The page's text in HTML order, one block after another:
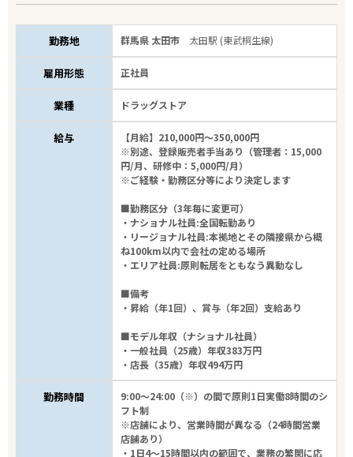
勤務地 群馬県 太田市 太田駅 (東武桐生線)
雇用形態 正社員
業種 ドラッグストア
給与
【月給】210,000円～350,000円
※別途、登録販売者手当あり（管理者：15,000
円/月、研修中：5,000円/月）
※ご経験・勤務区分等により決定します
■勤務区分（3年毎に変更可）
・ナショナル社員:全国転勤あり
・リージョナル社員:本拠地とその隣接県から概
ね100km以内で会社の定める場所
・エリア社員:原則転居をともなう異動なし
■備考
・昇給（年1回）、賞与（年2回）支給あり
■モデル年収（ナショナル社員）
・一般社員（25歳）年収383万円
・店長（35歳）年収494万円
勤務時間
9:00～24:00（※）の間で原則1日実働8時間のシ
フト制
※店舗により、営業時間が異なる（24時間営業
店舗あり）
・1日4～15時間以内の範囲で、業務の繁閑に応